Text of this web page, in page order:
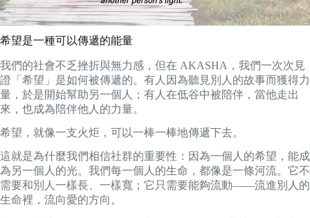
希望是一種可以傳遞的能量
我們的社會不乏挫折與無力感，但在 AKASHA，我們一次次見
證「希望」是如何被傳遞的。有人因為聽見別人的故事而獲得力
量，於是開始幫助另一個人；有人在低谷中被陪伴，當他走出
來，也成為陪伴他人的力量。
希望，就像一支火炬，可以一棒一棒地傳遞下去。
這就是為什麼我們相信社群的重要性：因為一個人的希望，能成
為另一個人的光。我們每一個人的生命，都像是一條河流。它不
需要和別人一樣長、一樣寬；它只需要能夠流動——流進別人的
生命裡，流向愛的方向。